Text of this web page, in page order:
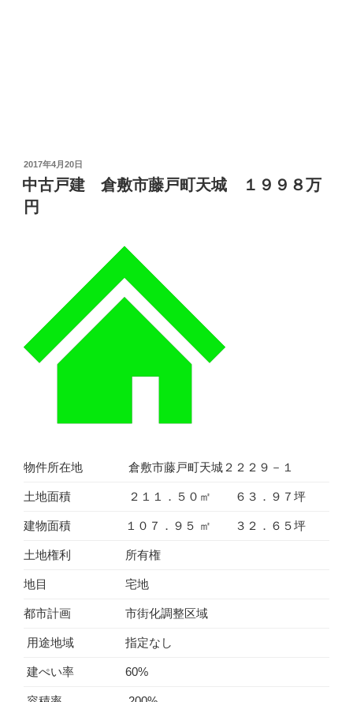
投
稿
日:
2017年4月20日
中古戸建 倉敷市藤戸町天城 １９９８万
円
物件所在地 倉敷市藤戸町天城２２２９－１
土地面積 ２１１．５０㎡ ６３．９７坪
建物面積 １０７．９５ ㎡ ３２．６５坪
土地権利 所有権
地目 宅地
都市計画 市街化調整区域
用途地域 指定なし
建ぺい率 60%